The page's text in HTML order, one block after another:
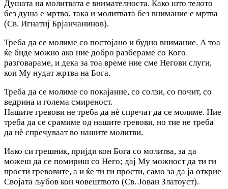
Душата на молитвата е внимателноста. Како што телото
без душа е мртво, така и молитвата без внимание е мртва
(Св. Игнатиј Брјанчанинов).
Треба да се молиме со постојано и будно внимание. А тоа
ќе биде можно ако ние добро разбераме со Кого
разговараме, и дека за тоа време ние сме Негови слуги,
кои Му нудат жртва на Бога.
Треба да се молиме со покајание, со солзи, со почит, со
ведрина и голема смиреност.
Нашите гревови не треба да нѐ спречат да се молиме. Ние
треба да се срамиме од нашите гревови, но тие не треба
да нè спречуваат во нашите молитви.
Иако си грешник, пријди кон Бога со молитва, за да
можеш да се помириш со Него; дај Му можност да ти ги
прости гревовите, а и ќе ти ги прости, само за да ја открие
Својата љубов кон човештвото (Св. Јован Златоуст).